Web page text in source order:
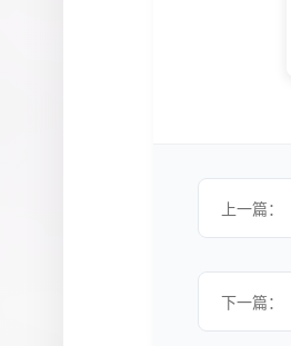
上一篇：
下一篇：